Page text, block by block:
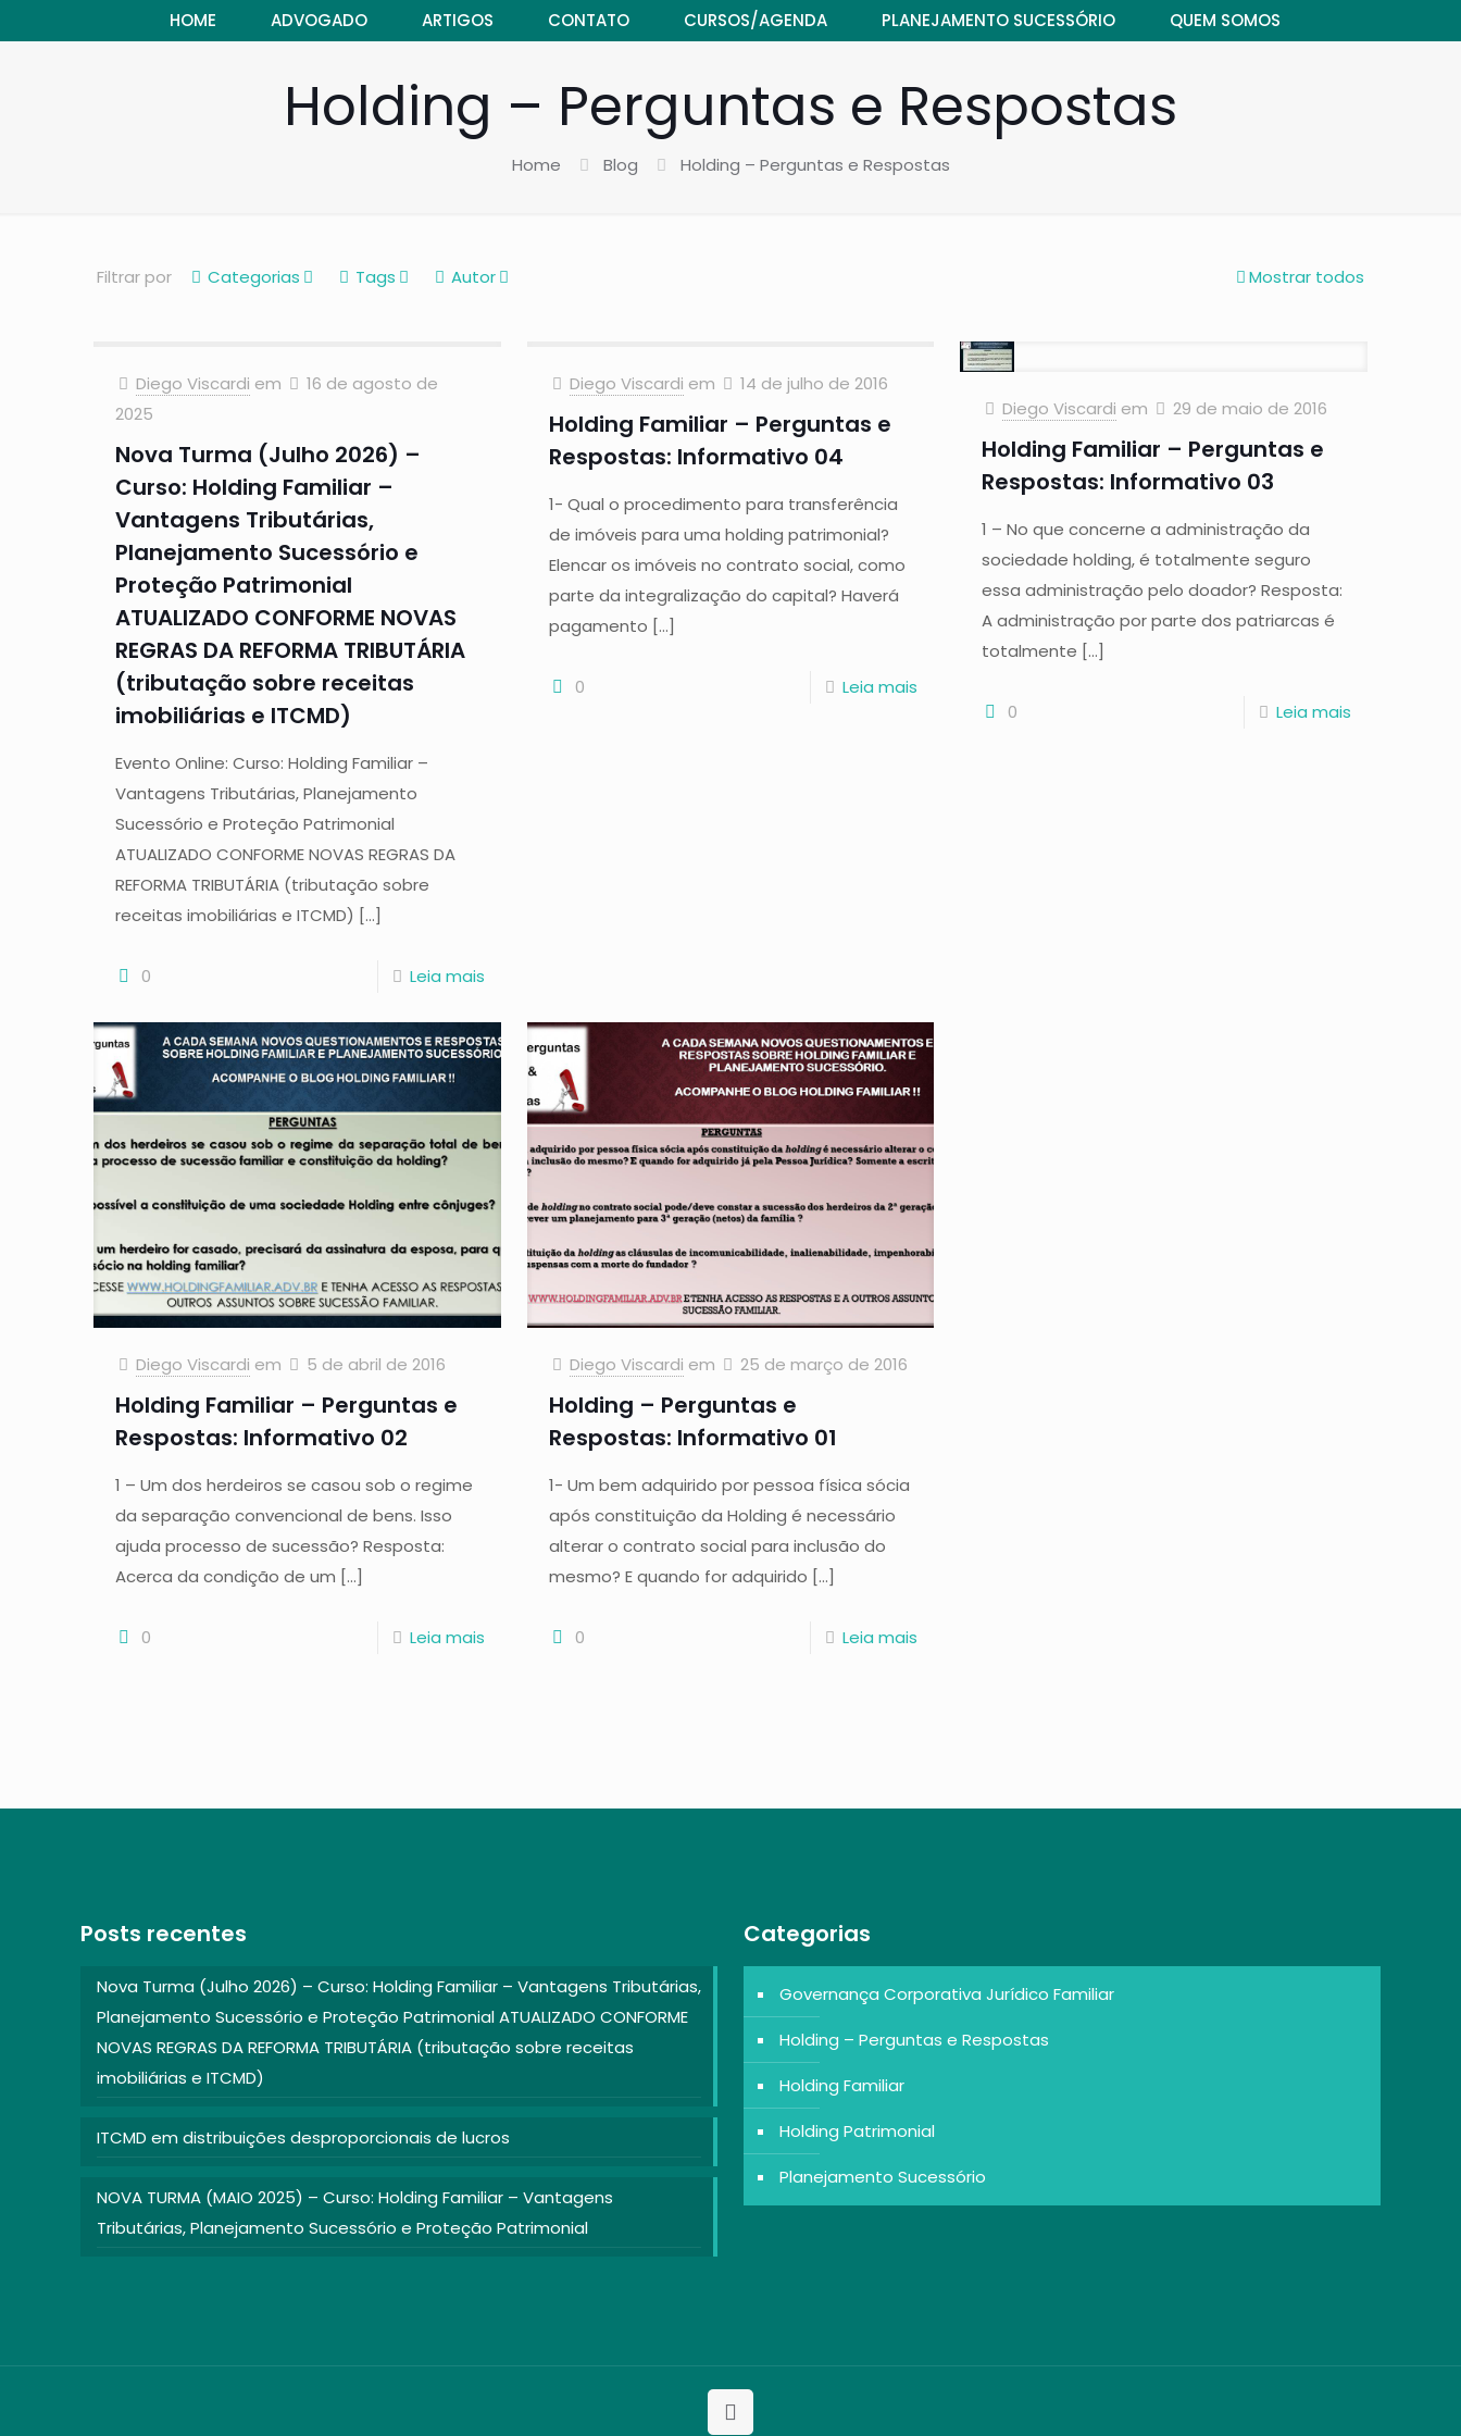
HOME ADVOGADO ARTIGOS CONTATO CURSOS/AGENDA PLANEJAMENTO SUCESSÓRIO QUEM SOMOS
Holding – Perguntas e Respostas
Home Blog Holding – Perguntas e Respostas
Filtrar por Categorias Tags Autor Mostrar todos
Diego Viscardi em
16 de agosto de
2025
Nova Turma (Julho 2026) –
Curso: Holding Familiar –
Vantagens Tributárias,
Planejamento Sucessório e
Proteção Patrimonial
ATUALIZADO CONFORME NOVAS
REGRAS DA REFORMA TRIBUTÁRIA
(tributação sobre receitas
imobiliárias e ITCMD)
Evento Online: Curso: Holding Familiar –
Vantagens Tributárias, Planejamento
Sucessório e Proteção Patrimonial
ATUALIZADO CONFORME NOVAS REGRAS DA
REFORMA TRIBUTÁRIA (tributação sobre
receitas imobiliárias e ITCMD) […]
0 Leia mais
Diego Viscardi em 14 de julho de 2016
Holding Familiar – Perguntas e
Respostas: Informativo 04
1- Qual o procedimento para transferência
de imóveis para uma holding patrimonial?
Elencar os imóveis no contrato social, como
parte da integralização do capital? Haverá
pagamento […]
0 Leia mais
Diego Viscardi em 29 de maio de 2016
Holding Familiar – Perguntas e
Respostas: Informativo 03
1 – No que concerne a administração da
sociedade holding, é totalmente seguro
essa administração pelo doador? Resposta:
A administração por parte dos patriarcas é
totalmente […]
0 Leia mais
Diego Viscardi em 5 de abril de 2016
Holding Familiar – Perguntas e
Respostas: Informativo 02
1 – Um dos herdeiros se casou sob o regime
da separação convencional de bens. Isso
ajuda processo de sucessão? Resposta:
Acerca da condição de um […]
0 Leia mais
Diego Viscardi em 25 de março de 2016
Holding – Perguntas e
Respostas: Informativo 01
1- Um bem adquirido por pessoa física sócia
após constituição da Holding é necessário
alterar o contrato social para inclusão do
mesmo? E quando for adquirido […]
0 Leia mais
Posts recentes
Nova Turma (Julho 2026) – Curso: Holding Familiar – Vantagens Tributárias,
Planejamento Sucessório e Proteção Patrimonial ATUALIZADO CONFORME
NOVAS REGRAS DA REFORMA TRIBUTÁRIA (tributação sobre receitas
imobiliárias e ITCMD)
ITCMD em distribuições desproporcionais de lucros
NOVA TURMA (MAIO 2025) – Curso: Holding Familiar – Vantagens
Tributárias, Planejamento Sucessório e Proteção Patrimonial
Categorias
Governança Corporativa Jurídico Familiar
Holding – Perguntas e Respostas
Holding Familiar
Holding Patrimonial
Planejamento Sucessório